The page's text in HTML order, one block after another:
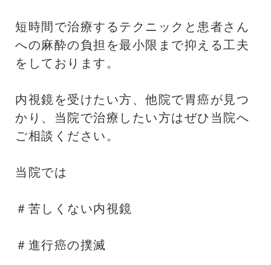
短時間で治療するテクニックと患者さん
への麻酔の負担を最小限まで抑える工夫
をしております。
内視鏡を受けたい方、他院で胃癌が見つ
かり、当院で治療したい方はぜひ当院へ
ご相談ください。
当院では
＃苦しくない内視鏡
＃進行癌の撲滅